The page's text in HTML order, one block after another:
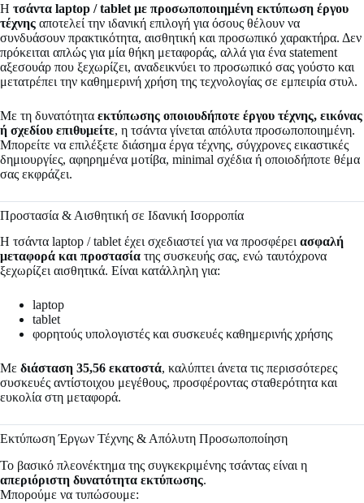
Η τσάντα laptop / tablet με προσωποποιημένη εκτύπωση έργου
τέχνης αποτελεί την ιδανική επιλογή για όσους θέλουν να
συνδυάσουν πρακτικότητα, αισθητική και προσωπικό χαρακτήρα. Δεν
πρόκειται απλώς για μία θήκη μεταφοράς, αλλά για ένα statement
αξεσουάρ που ξεχωρίζει, αναδεικνύει το προσωπικό σας γούστο και
μετατρέπει την καθημερινή χρήση της τεχνολογίας σε εμπειρία στυλ.
Με τη δυνατότητα εκτύπωσης οποιουδήποτε έργου τέχνης, εικόνας
ή σχεδίου επιθυμείτε, η τσάντα γίνεται απόλυτα προσωποποιημένη.
Μπορείτε να επιλέξετε διάσημα έργα τέχνης, σύγχρονες εικαστικές
δημιουργίες, αφηρημένα μοτίβα, minimal σχέδια ή οποιοδήποτε θέμα
σας εκφράζει.
Προστασία & Αισθητική σε Ιδανική Ισορροπία
Η τσάντα laptop / tablet έχει σχεδιαστεί για να προσφέρειασφαλή
μεταφορά και προστασία της συσκευής σας, ενώ ταυτόχρονα
ξεχωρίζει αισθητικά. Είναι κατάλληλη για:
laptop
tablet
φορητούς υπολογιστές και συσκευές καθημερινής χρήσης
Με διάσταση 35,56 εκατοστά, καλύπτει άνετα τις περισσότερες
συσκευές αντίστοιχου μεγέθους, προσφέροντας σταθερότητα και
ευκολία στη μεταφορά.
Εκτύπωση Έργων Τέχνης & Απόλυτη Προσωποποίηση
Το βασικό πλεονέκτημα της συγκεκριμένης τσάντας είναι η
απεριόριστη δυνατότητα εκτύπωσης.
Μπορούμε να τυπώσουμε: